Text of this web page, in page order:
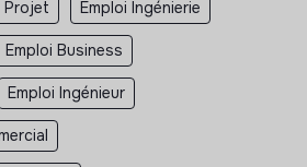
Projet Emploi Ingénierie
Emploi Business
Emploi Ingénieur